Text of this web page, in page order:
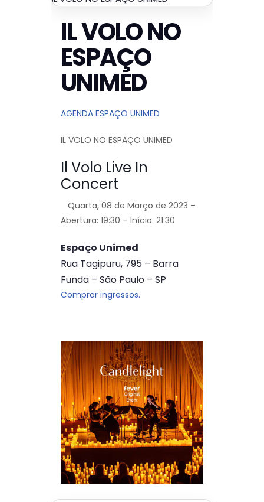
IL VOLO NO
ESPAÇO
UNIMED
AGENDA ESPAÇO UNIMED
IL VOLO NO ESPAÇO UNIMED
Il Volo Live In
Concert
Quarta, 08 de Março de 2023 –
Abertura: 19:30 – Início: 21:30
Espaço Unimed
Rua Tagipuru, 795 – Barra
Funda – São Paulo – SP
Comprar ingressos.